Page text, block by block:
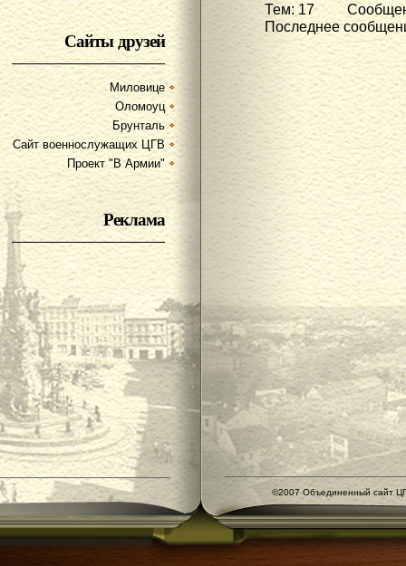
Сайты друзей
Миловице
Оломоуц
Брунталь
Сайт военнослужащих ЦГВ
Проект "В Армии"
Реклама
Тем: 17
Последнее
©2007 Объединенный сайт